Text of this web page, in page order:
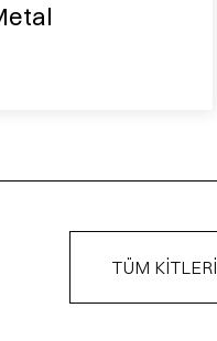
TÜM KİTLERİ